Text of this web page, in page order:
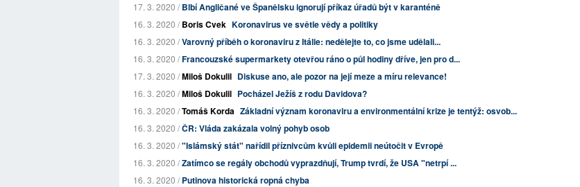
17. 3. 2020 /Blbí Angličané ve Španělsku ignorují příkaz úřadů být v karanténě
16. 3. 2020 /Boris Cvek Koronavirus ve světle vědy a politiky
16. 3. 2020 /Varovný příběh o koronaviru z Itálie: nedělejte to, co jsme udělali...
16. 3. 2020 /Francouzské supermarkety otevřou ráno o půl hodiny dříve, jen pro d...
17. 3. 2020 /Miloš Dokulil Diskuse ano, ale pozor na její meze a míru relevance!
16. 3. 2020 /Miloš Dokulil Pocházel Ježíš z rodu Davidova?
16. 3. 2020 /Tomáš Korda Základní význam koronaviru a environmentální krize je tentýž: osvob...
16. 3. 2020 /ČR: Vláda zakázala volný pohyb osob
16. 3. 2020 /"Islámský stát" nařídil příznivcům kvůli epidemii neútočit v Evropě
16. 3. 2020 /Zatímco se regály obchodů vyprazdňují, Trump tvrdí, že USA "netrpí ...
16. 3. 2020 /Putinova historická ropná chyba